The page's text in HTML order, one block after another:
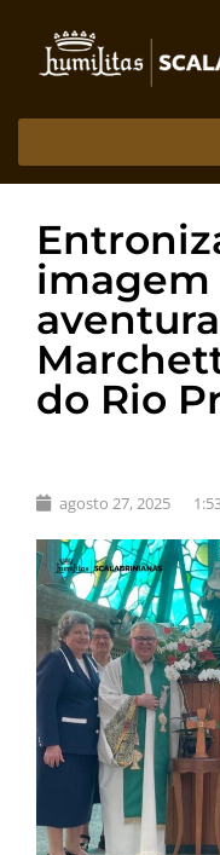
imagem
do Rio
agosto 27, 2025